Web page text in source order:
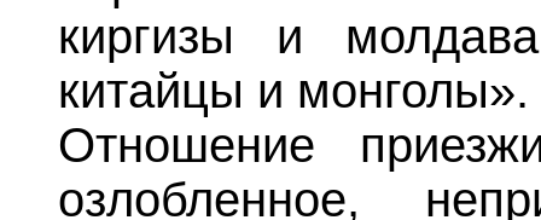
киргизы и
китайцы и монголы».
Отношение
озлобленное,